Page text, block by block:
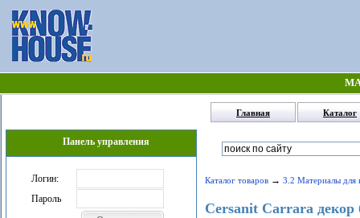
Главная Каталог
Панель управления
Логин:
Пароль
Каталог товаров→ 3.2 Материалы для
Cersanit Carrara